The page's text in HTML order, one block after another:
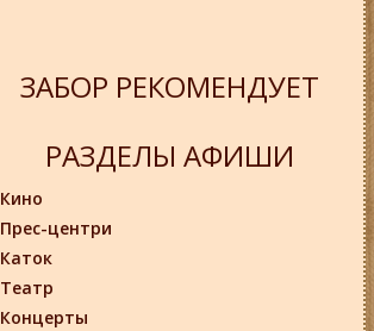
ЗАБОР РЕКОМЕНДУЕТ
РАЗДЕЛЫ АФИШИ
Кино
Прес-центри
Каток
Театр
Концерты